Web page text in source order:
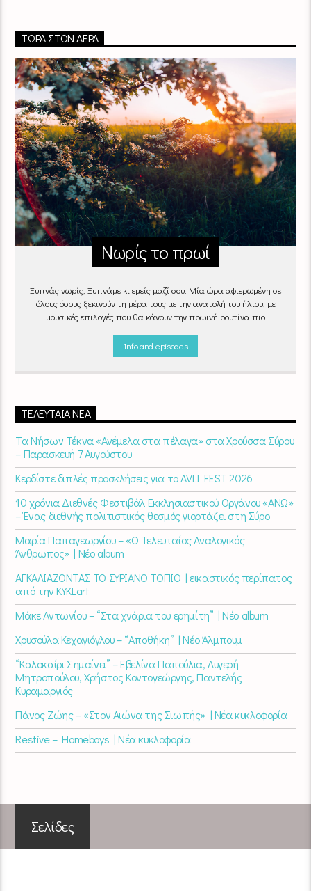
ΤΏΡΑ ΣΤΟΝ ΑΈΡΑ
Νωρίς το πρωί
Ξυπνάς νωρίς; Ξυπνάμε κι εμείς μαζί σου. Μία ώρα αφιερωμένη σε
όλους όσους ξεκινούν τη μέρα τους με την ανατολή του ήλιου, με
μουσικές επιλογές που θα κάνουν την πρωινή ρουτίνα πιο
06:00 - 07:00 στον Empneusi 107 FM
Info and episodes
ΤΕΛΕΥΤΑΊΑ ΝΈΑ
Τα Νήσων Τέκνα «Ανέμελα στα πέλαγα» στα Χρούσσα Σύρου
– Παρασκευή 7 Αυγούστου
Κερδίστε διπλές προσκλήσεις για το AVLI FEST 2026
10 χρόνια Διεθνές Φεστιβάλ Εκκλησιαστικού Οργάνου «ΑΝΩ»
– Ένας διεθνής πολιτιστικός θεσμός γιορτάζει στη Σύρο​
Μαρία Παπαγεωργίου – «Ο Τελευταίος Αναλογικός
Άνθρωπος» | Νέο album
ΑΓΚΑΛΙΑΖΟΝΤΑΣ ΤΟ ΣΥΡΙΑΝΟ ΤΟΠΙΟ | εικαστικός περίπατος
από την KYKLart
Μάκε Αντωνίου – “Στα χνάρια του ερημίτη” | Νέο album
Χρυσούλα Κεχαγιόγλου – “Αποθήκη” | Νέο Άλμπουμ
“Καλοκαίρι Σημαίνει” – Εβελίνα Παπούλια, Λυγερή
Μητροπούλου, Χρήστος Κοντογεώργης, Παντελής
Κυραμαργιός
Πάνος Ζώης – «Στον Αιώνα της Σιωπής» | Νέα κυκλοφορία
Restive – Homeboys | Νέα κυκλοφορία
Σελίδες